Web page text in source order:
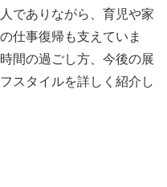
でありながら、育児や家
仕事復帰も支えていま
間の過ごし方、今後の展
スタイルを詳しく紹介し